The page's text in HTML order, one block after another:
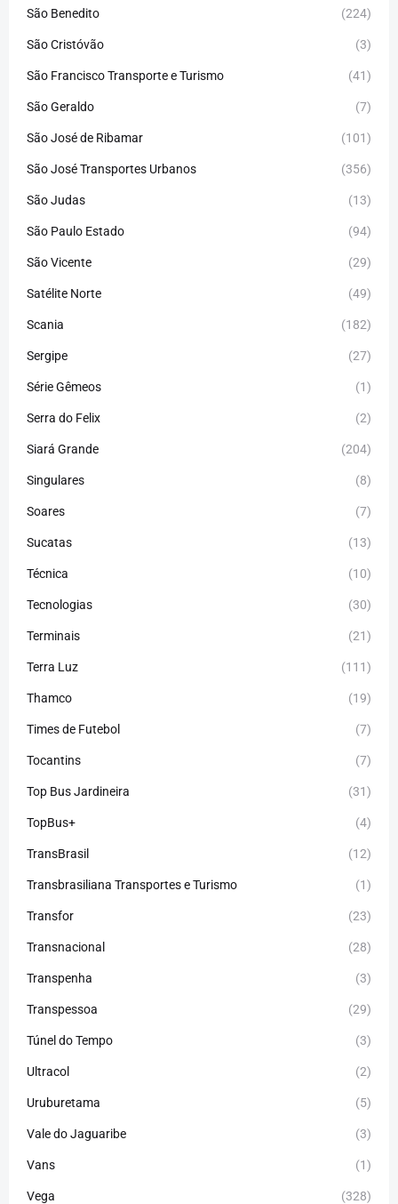
São Benedito (224)
São Cristóvão (3)
São Francisco Transporte e Turismo (41)
São Geraldo (7)
São José de Ribamar (101)
São José Transportes Urbanos (356)
São Judas (13)
São Paulo Estado (94)
São Vicente (29)
Satélite Norte (49)
Scania (182)
Sergipe (27)
Série Gêmeos (1)
Serra do Felix (2)
Siará Grande (204)
Singulares (8)
Soares (7)
Sucatas (13)
Técnica (10)
Tecnologias (30)
Terminais (21)
Terra Luz (111)
Thamco (19)
Times de Futebol (7)
Tocantins (7)
Top Bus Jardineira (31)
TopBus+ (4)
TransBrasil (12)
Transbrasiliana Transportes e Turismo (1)
Transfor (23)
Transnacional (28)
Transpenha (3)
Transpessoa (29)
Túnel do Tempo (3)
Ultracol (2)
Uruburetama (5)
Vale do Jaguaribe (3)
Vans (1)
Vega (328)